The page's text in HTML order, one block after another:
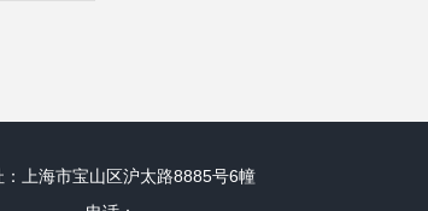
：上海市宝山区沪太路8885号6幢